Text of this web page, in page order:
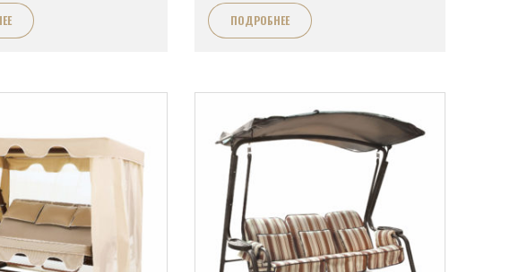
ПОДРОБНЕЕ